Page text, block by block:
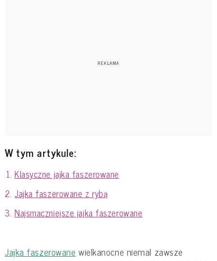
W tym artykule:
Klasyczne jajka faszerowane
Jajka faszerowane z rybą
Najsmaczniejsze jajka faszerowane
Jajka faszerowane wielkanocne niemal zawsze